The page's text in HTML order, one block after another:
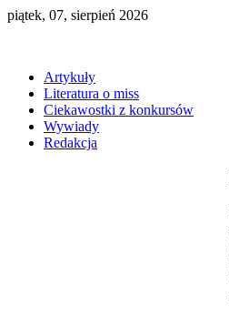
piątek, 07, sierpień 2026
Artykuły
Literatura o miss
Ciekawostki z konkursów
Wywiady
Redakcja